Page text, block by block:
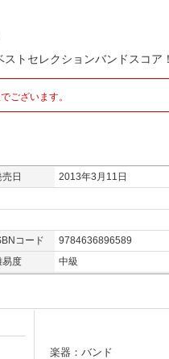
トセレクションバンドスコア
ございます。
売日
2013年3月11日
コード
9784636896589
易度 中級
楽器：バンド